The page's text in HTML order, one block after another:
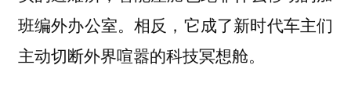
班编外办公室。相反，它成了新时代车主们
主动切断外界喧嚣的科技冥想舱。